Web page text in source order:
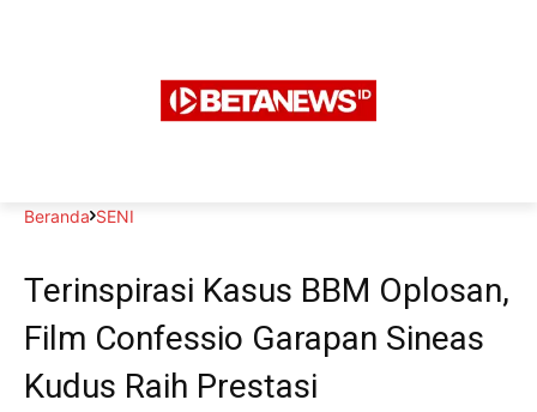
Beranda SENI
Terinspirasi Kasus BBM Oplosan,
Film Confessio Garapan Sineas
Kudus Raih Prestasi